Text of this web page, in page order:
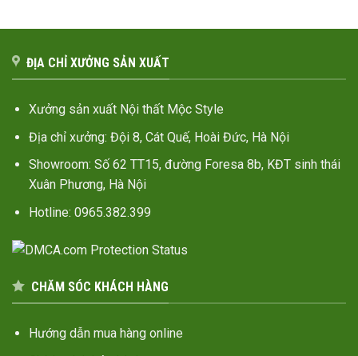
ĐỊA CHỈ XƯỞNG SẢN XUẤT
Xưởng sản xuất Nội thất Mộc Style
Địa chỉ xưởng: Đội 8, Cát Quế, Hoài Đức, Hà Nội
Showroom: Số 62 TT15, đường Foresa 8b, KĐT sinh thái
Xuân Phương, Hà Nội
Hotline: 0965.382.399
CHĂM SÓC KHÁCH HÀNG
Hướng dẫn mua hàng online